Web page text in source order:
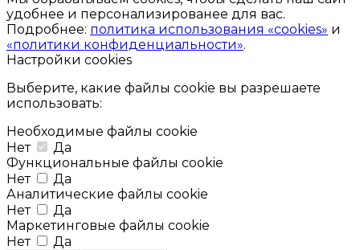
удобнее и персонализированее для вас.
Подробнее: политика использования «cookies» и
«политики конфиденциальности».
Настройки cookies
Выберите, какие файлы cookie вы разрешаете
использовать:
Необходимые файлы cookie
Нет
Да
Функциональные файлы cookie
Нет
Да
Аналитические файлы cookie
Нет
Да
Маркетинговые файлы cookie
Нет
Да